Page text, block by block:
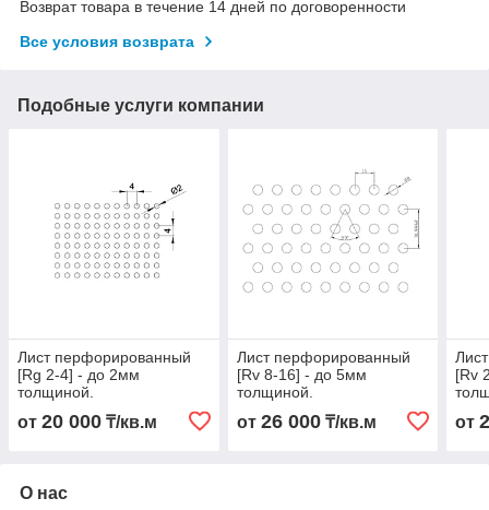
Возврат товара в течение 14 дней по договоренности
Все условия возврата
Подобные услуги компании
Лист перфорированный
[Rg 2-4] - до 2мм
толщиной.
от 20 000 ₸/кв.м
Лист перфорированный
[Rv 8-16] - до 5мм
толщиной.
от 26 000₸/кв.м
[Rv
от
О нас